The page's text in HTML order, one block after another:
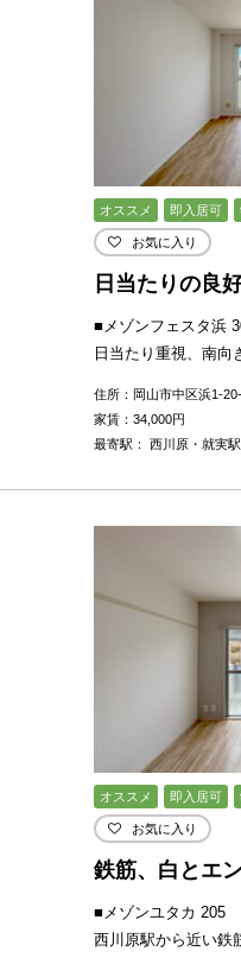
オススメ 即入居可
お気に入り
日当たりの良
■メゾンフェスタ浜
日当たり重視、南向
住所：岡山市中区浜1-
家賃： 34,000円
最寄駅： 西川原・就実駅
オススメ 即入居可
お気に入り
鉄筋、白とエ
■メゾンユタカ 205
西川原駅から近い鉄